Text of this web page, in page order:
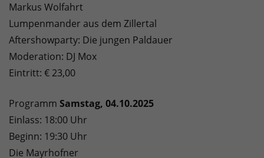
Markus Wolfahrt
Lumpenmander aus dem Zillertal
Aftershowparty: Die jungen Paldauer
Moderation: DJ Mox
Eintritt: € 23,00
Programm Samstag, 04.10.2025
Einlass: 18:00 Uhr
Beginn: 19:30 Uhr
Die Mayrhofner